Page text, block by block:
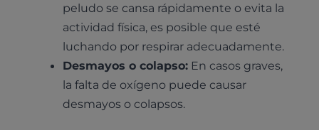
peludo se cansa rápidamente o evita la
actividad física, es posible que esté
luchando por respirar adecuadamente.
Desmayos o colapso: En casos graves,
la falta de oxígeno puede causar
desmayos o colapsos.